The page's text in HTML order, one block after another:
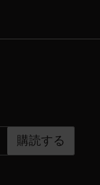
購読する